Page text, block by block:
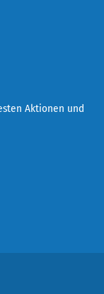
Aktionen und